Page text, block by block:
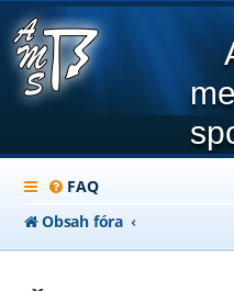
FAQ
Obsah fóra